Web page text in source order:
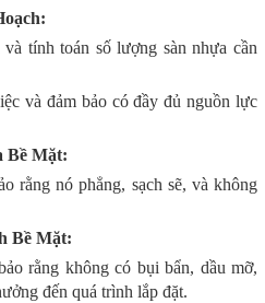
tính toán số lượng sàn nhựa cần
và đảm bảo có đầy đủ nguồn lực
Bề Mặt:
rằng nó phẳng, sạch sẽ, và không
Bề Mặt:
rằng không có bụi bẩn, dầu mỡ,
đến quá trình lắp đặt.